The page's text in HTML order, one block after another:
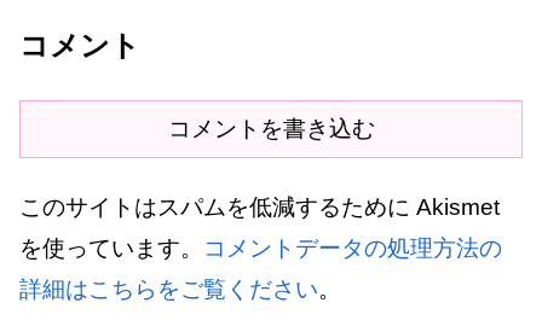
コメント
コメントを書き込む
このサイトはスパムを低減するために Akismet
を使っています。
コメントデータの処理方法の
詳細はこちらをご覧ください。